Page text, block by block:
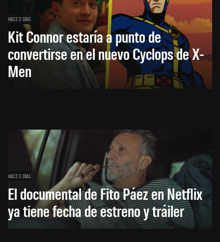
HACE 3 DÍAS
Kit Connor estaría a punto de
convertirse en el nuevo Cyclops de X-
Men
HACE 3 DÍAS
El documental de Fito Páez en Netflix
ya tiene fecha de estreno y tráiler